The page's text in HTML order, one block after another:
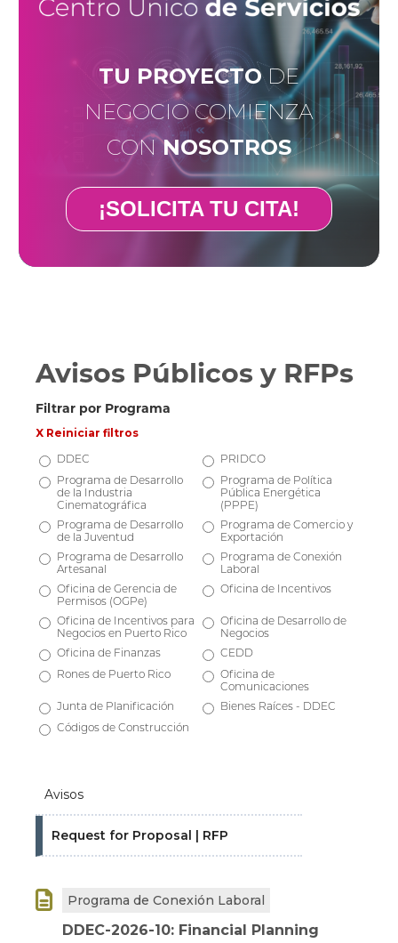
TU PROYECTODE
NEGOCIO COMIENZA
CONNOSOTROS
¡SOLICITA TU CITA!
Avisos Públicos y RFPs
Filtrar por Programa
X Reiniciar filtros
DDEC
PRIDCO
Programa de Desarrollo
de la Industria
Cinematográfica
Programa de Política
Pública Energética
(PPPE)
Programa de Desarrollo
de la Juventud
Programa de Comercio y
Exportación
Programa de Desarrollo
Artesanal
Programa de Conexión
Laboral
Oficina de Gerencia de
Permisos (OGPe)
Oficina de Incentivos
Oficina de Incentivos para
Negocios en Puerto Rico
Oficina de Desarrollo de
Negocios
Oficina de Finanzas
CEDD
Rones de Puerto Rico
Oficina de
Comunicaciones
Junta de Planificación
Bienes Raíces - DDEC
Códigos de Construcción
Avisos
Request for Proposal | RFP
 Programa de Conexión Laboral
DDEC-2026-10: Financial Planning